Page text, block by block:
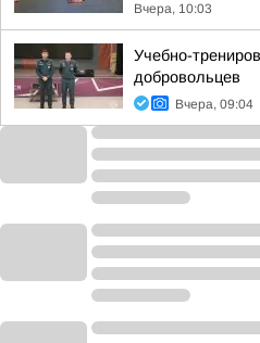
Вчера, 10:03
Учебно-
добровольцев
Вчера, 09:04